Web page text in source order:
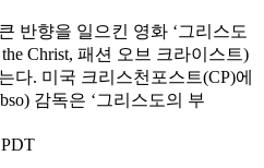
반향을 일으킨 영화 ‘그리스도
the Christ, 패션 오브 크라이스트)
다. 미국 크리스천포스트(CP)에
감독은 ‘그리스도의 부